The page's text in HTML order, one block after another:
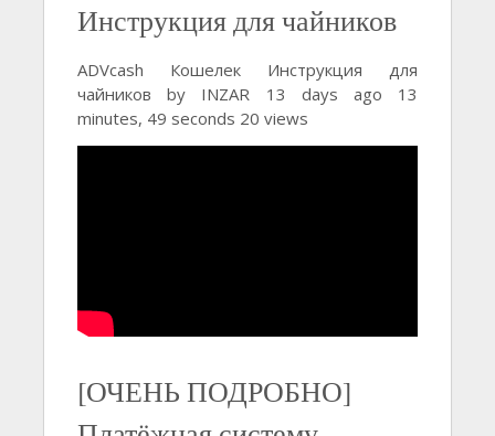
Инструкция для чайников
ADVcash Кошелек Инструкция для
чайников by INZAR 13 days ago 13
minutes, 49 seconds 20 views
[ОЧЕНЬ ПОДРОБНО]